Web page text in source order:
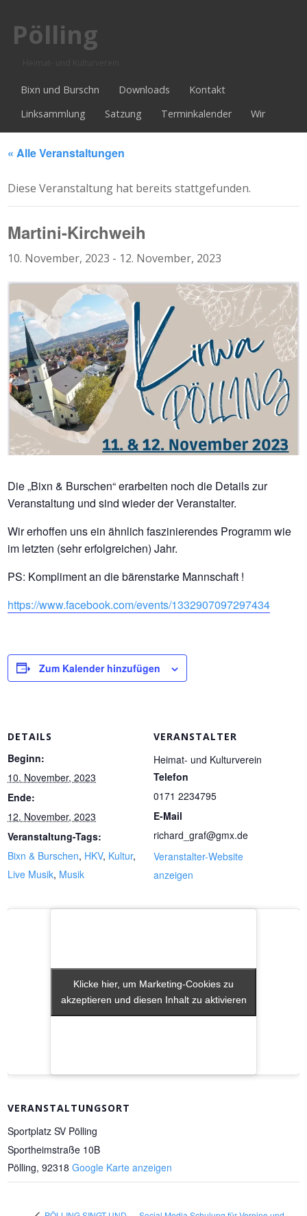
Pölling
Bixn und Burschn Downloads
Kontakt
Linksammlung
Satzung Terminkalender Wir
« Alle Veranstaltungen
Diese Veranstaltung hat bereits stattgefunden.
Martini-Kirchweih
10. November, 2023 - 12. November, 2023
Die „Bixn & Burschen“ erarbeiten noch die Details zur
Veranstaltung und sind wieder der Veranstalter.
Wir erhoffen uns ein ähnlich faszinierendes Programm wie
im letzten (sehr erfolgreichen) Jahr.
PS: Kompliment an die bärenstarke Mannschaft !
https://www.facebook.com/events/1332907097297434
Zum Kalender hinzufügen
DETAILS
Beginn:
10. November, 2023
Ende:
12. November, 2023
Veranstaltung-Tags:
Bixn & Burschen, HKV, Kultur,
Live Musik, Musik
VERANSTALTER
Heimat- und Kulturverein
Telefon
0171 2234795
E-Mail
richard_graf@gmx.de
Veranstalter-Website
anzeigen
VERANSTALTUNGSORT
Sportplatz SV Pölling
Sportheimstraße 10B
Pölling, 92318 Google Karte anzeigen
Klicke hier, um Marketing-Cookies zu
akzeptieren und diesen Inhalt zu aktivieren
Klicke hier, um Marketing-Cookies zu
akzeptieren und diesen Inhalt zu aktivieren